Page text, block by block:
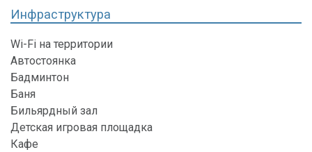
Инфраструктура
Wi-Fi на территории
Автостоянка
Бадминтон
Баня
Бильярдный зал
Детская игровая площадка
Кафе